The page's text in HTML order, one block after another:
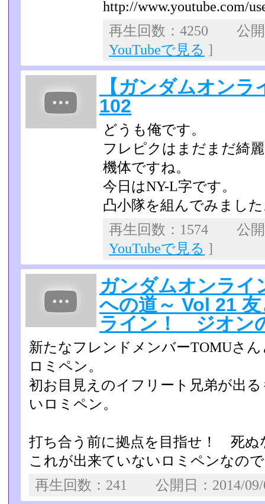
http://www.youtube.com/
再生回数：4250 公
YouTubeで見る ]
【ガンダムオン
102
どうも俺です。
フレピクはまだまだ綺
機体ですね。
今日はNY-L字です。
凸小隊を組んでみまし
再生回数：1574 公
YouTubeで見る ]
ガンダムオンライ
への道～ Vol 21
ライン！ ジオン
新たなフレンドメンバーTOMUさ
ロミペン。
初お目見えのイフリート兄弟が出
いロミペン。
打ち合う前に拠点を目指せ！ 死ぬ
これが出来ていないロミペンなの
再生回数：241 公開日：